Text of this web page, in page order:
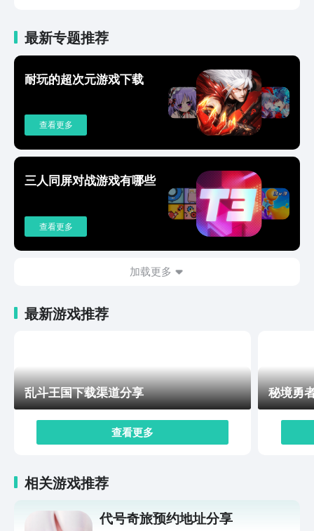
干，在天气公司购买好晴天，悠闲度日获得一天的好心
情。游戏突破平面探索的限制，大家可以乘坐飞岛环游世
界，到沙漠、冰原、山城等奇幻场景中探索，这个过程中
不仅能看到飞行海洋生物等奇妙景象，还会触发随机事
件、解谜任务等，让冒险之旅充满乐趣。感到寂寞的时
候，大家可以去见一见自己的邻居们，他们的性格迥异，
但都非常真诚很高兴和你成为朋友，给他们的朋友圈点
日常生活。以上是山海奇旅手游下载地址的分享，游戏中
有丰富的探索内容‌、浮空岛经营与建造玩法，以及超多的
邻居伙伴，大家可以在这座岛上一直玩闹一直笑，尽情享
最新专题推荐
耐玩的超次元游戏下载
查看更多
三人同屏对战游戏有哪些
查看更多
加载更多
最新游戏推荐
乱斗王国下载渠道分享
查看更多
秘境勇
相关游戏推荐
代号奇旅预约地址分享